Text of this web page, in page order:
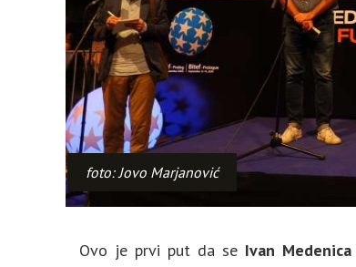
foto: Jovo Marjanović
Ovo je prvi put da se Ivan Medenica